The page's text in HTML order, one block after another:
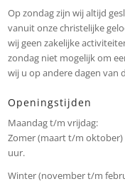
Op zondag zijn wij altijd
vanuit onze christelijke
wij geen zakelijke
zondag niet mogelijk om
wij u op andere dagen van
Openingstijden
Maandag t/m vrijdag:
Zomer (maart t/m oktober)
uur.
Winter (november t/m